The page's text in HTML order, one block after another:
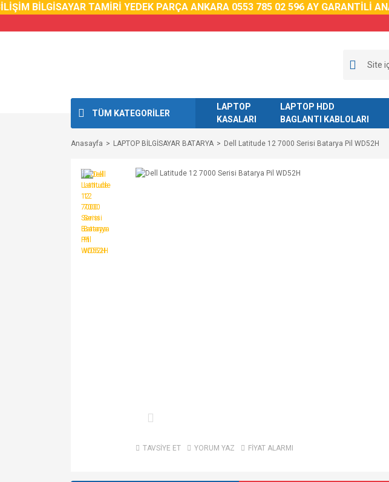
BİLGİSAYAR TAMİRİ YEDEK PARÇA ANKARA 0553 785 02 596 AY GARANTİLİ
TÜM KATEGORİLER
LAPTOP
KASALARI
LAPTOP HDD
BAGLANTI KABLOLARI
Anasayfa LAPTOP BİLGİSAYAR BATARYA Dell Latitude 12 7000 Serisi Batarya Pil WD52H
TAVSİYE ET YORUM YAZ FİYAT ALARMI